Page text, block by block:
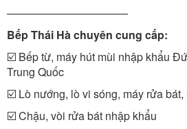
———————————
Bếp Thái Hà chuyên cung cấp:
☑️ Bếp từ, máy hút mùi nhập khẩu
Trung Quốc
☑️ Lò nướng, lò vi sóng, máy rửa bát,
☑️ Chậu, vòi rửa bát nhập khẩu